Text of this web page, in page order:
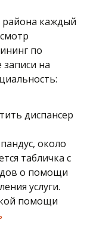
района каждый
по
на
диспансер
около
табличка с
о помощи
услуги.
помощи